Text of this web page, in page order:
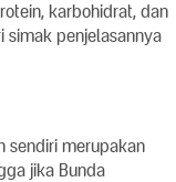
karbohidrat, dan
penjelasannya
sendiri merupakan
jika Bunda